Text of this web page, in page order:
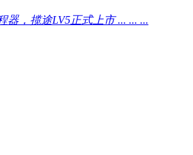
器，揽途LV5正式上市 ... ... ...